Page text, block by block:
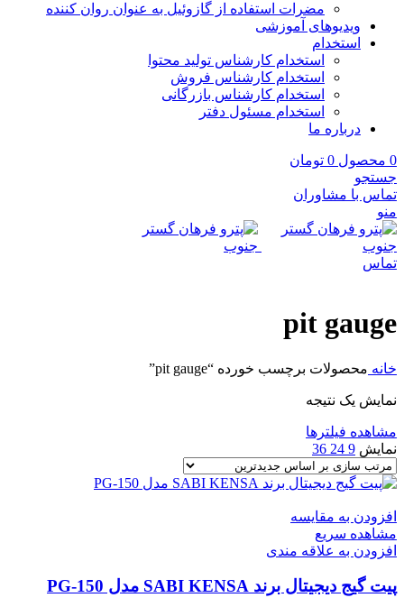
مضرات استفاده از گازوئیل به عنوان روان کننده
ویدیوهای آموزشی
استخدام
استخدام کارشناس تولید محتوا
استخدام کارشناس فروش
استخدام کارشناس بازرگانی
استخدام مسئول دفتر
درباره ما
0 محصول 0 تومان
جستجو
تماس با مشاوران
منو
تماس
pit gauge
خانه محصولات برچسب خورده “pit gauge”
نمایش یک نتیجه
مشاهده فیلترها
نمایش 9
24
36
افزودن به مقایسه
مشاهده سریع
افزودن به علاقه مندی
پیت گیج دیجیتال برند SABI KENSA مدل PG-150